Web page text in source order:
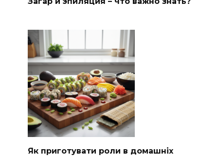
Як приготувати роли в домашніх